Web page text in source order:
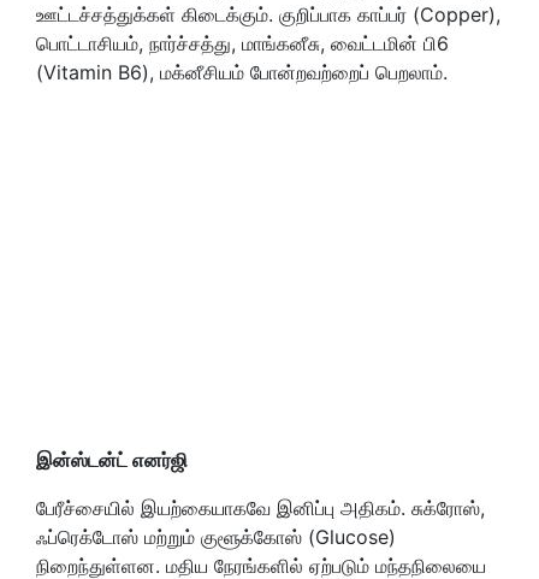
ஊட்டச்சத்துக்கள் கிடைக்கும். குறிப்பாக காப்பர் (Copper),
பொட்டாசியம், நார்ச்சத்து, மாங்கனீசு, வைட்டமின் பி6
(Vitamin B6), மக்னீசியம் போன்றவற்றைப் பெறலாம்.
இன்ஸ்டன்ட் எனர்ஜி
பேரீச்சையில் இயற்கையாகவே இனிப்பு அதிகம். சுக்ரோஸ்,
ஃப்ரெக்டோஸ் மற்றும் குளூக்கோஸ் (Glucose)
நிறைந்துள்ளன. மதிய நேரங்களில் ஏற்படும் மந்தநிலையை